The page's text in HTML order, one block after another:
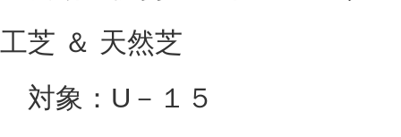
工芝 ＆ 天然芝
対象：U－１５